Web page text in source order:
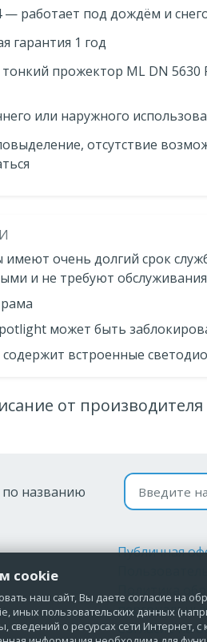
— работает под дождём и
гарантия 1 год
прожектор ML DN 5630
или наружного
отсутствие
очень долгий срок
и не требуют обслуживания
может быть
встроенные
от производителя
по названию Поиск по
Публичная
Политика
Согласие на
cookie
наш сайт, Вы даете согласие на
иных пользовательских данных
сведений о ресурсах сети Интернет,